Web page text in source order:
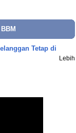
BBM
Tetap di
Lebih